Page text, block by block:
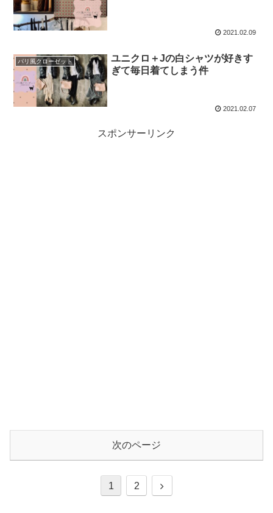
2021.02.09
パリ風クローゼット
ユニクロ＋Jの白シャツが好きす
ぎて毎日着てしまう件
2021.02.07
スポンサーリンク
次のページ
1 2